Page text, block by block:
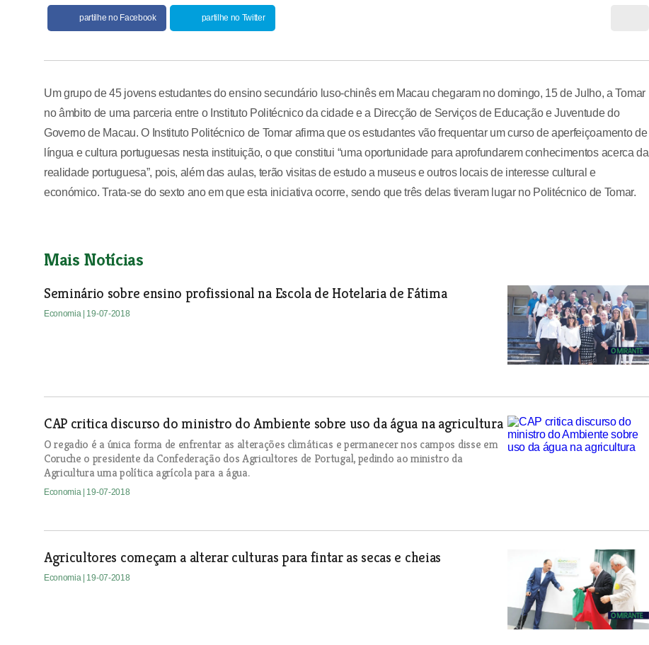
partilhe no Facebook partilhe no Twitter
Um grupo de 45 jovens estudantes do ensino secundário luso-chinês em Macau chegaram no domingo, 15 de Julho, a Tomar
no âmbito de uma parceria entre o Instituto Politécnico da cidade e a Direcção de Serviços de Educação e Juventude do
Governo de Macau. O Instituto Politécnico de Tomar afirma que os estudantes vão frequentar um curso de aperfeiçoamento de
língua e cultura portuguesas nesta instituição, o que constitui “uma oportunidade para aprofundarem conhecimentos acerca da
realidade portuguesa”, pois, além das aulas, terão visitas de estudo a museus e outros locais de interesse cultural e
económico. Trata-se do sexto ano em que esta iniciativa ocorre, sendo que três delas tiveram lugar no Politécnico de Tomar.
Mais Notícias
Seminário sobre ensino profissional na Escola de Hotelaria de Fátima
Economia | 19-07-2018
CAP critica discurso do ministro do Ambiente sobre uso da água na agricultura
O regadio é a única forma de enfrentar as alterações climáticas e permanecer nos campos disse em
Coruche o presidente da Confederação dos Agricultores de Portugal, pedindo ao ministro da
Agricultura uma política agrícola para a água.
Economia | 19-07-2018
Agricultores começam a alterar culturas para fintar as secas e cheias
Economia | 19-07-2018